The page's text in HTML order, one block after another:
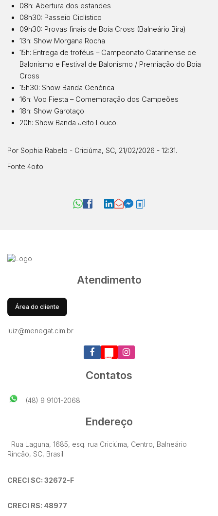
08h: Abertura dos estandes
08h30: Passeio Ciclístico
09h30: Provas finais de Boia Cross (Balneário Bira)
13h: Show Morgana Rocha
15h: Entrega de troféus – Campeonato Catarinense de
Balonismo e Festival de Balonismo / Premiação do Boia
Cross
15h30: Show Banda Genérica
16h: Voo Fiesta – Comemoração dos Campeões
18h: Show Garotaço
20h: Show Banda Jeito Louco.
Por Sophia Rabelo - Criciúma, SC, 21/02/2026 - 12:31.
Fonte 4oito
Atendimento
Área do cliente
luiz@menegat.cim.br
Contatos
(48) 9 9101-2068
Endereço
Rua Laguna, 1685, esq. rua Criciúma, Centro, Balneário
Rincão, SC, Brasil
CRECI SC: 32672-F
CRECI RS: 48977